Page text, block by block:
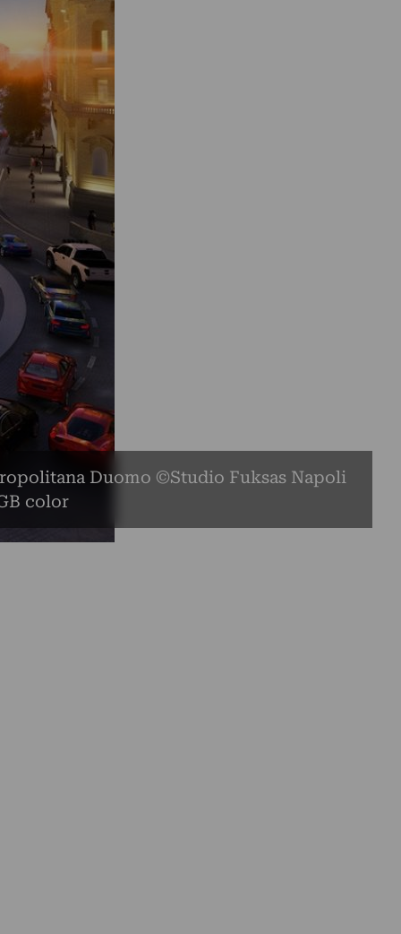
Duomo ©Studio Fuksas Napoli
color